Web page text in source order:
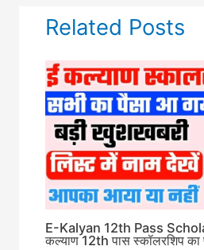
Related Posts
E-Kalyan 12th Pass
कल्याण 12th पास स्कॉलरशिप